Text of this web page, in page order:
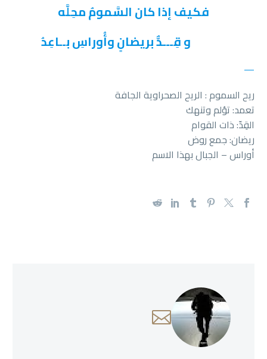
فكيف إذا كان السَّمومُ محِلَّه
و قِـــدٌّ بريضانٍ وأُوراسِ بــاعِدُ
—
ريح السموم : الريح الصحراوية الجافة
تعمد: تؤلم وتنهك
القِدّ: ذات القوام
ريضان: جمع روض
أوراس – الجبال بهذا الاسم